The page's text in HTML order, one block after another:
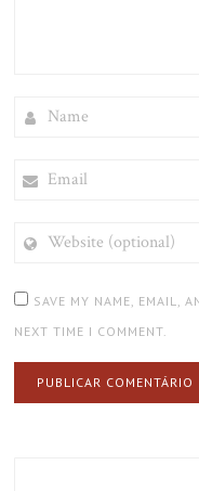
(OPTIONAL)
SAVE MY NAME, EMAIL,
NEXT TIME I COMMENT.